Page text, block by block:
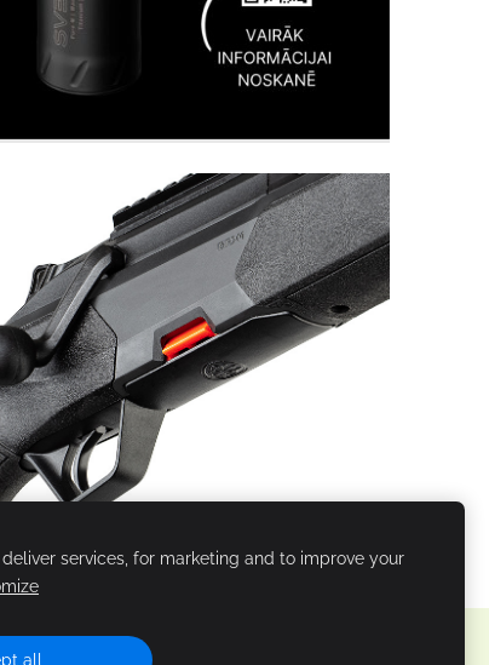
services, for marketing and to improve your
all